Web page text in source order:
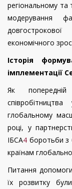
регіональному та
модерування
економічного
Історія
імплементації
Як
глобальному
році, у
ІБСА4 боротьби з
країнам
Питання
їх розвитку